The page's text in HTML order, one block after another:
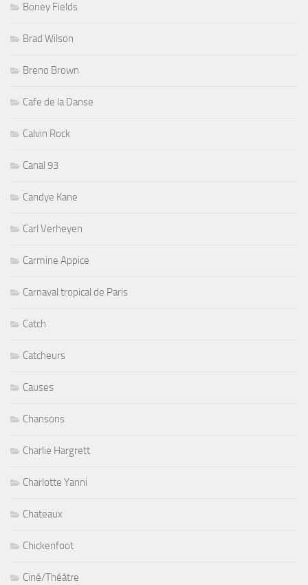
Boney Fields
Brad Wilson
Breno Brown
Cafe de la Danse
Calvin Rock
Canal 93
Candye Kane
Carl Verheyen
Carmine Appice
Carnaval tropical de Paris
Catch
Catcheurs
Causes
Chansons
Charlie Hargrett
Charlotte Yanni
Chateaux
Chickenfoot
Ciné/Théâtre